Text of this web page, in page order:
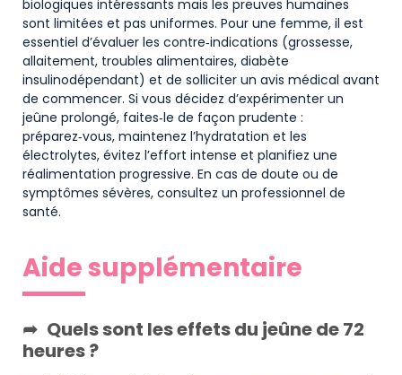
biologiques intéressants mais les preuves humaines
sont limitées et pas uniformes. Pour une femme, il est
essentiel d’évaluer les contre‑indications (grossesse,
allaitement, troubles alimentaires, diabète
insulinodépendant) et de solliciter un avis médical avant
de commencer. Si vous décidez d’expérimenter un
jeûne prolongé, faites‑le de façon prudente :
préparez‑vous, maintenez l’hydratation et les
électrolytes, évitez l’effort intense et planifiez une
réalimentation progressive. En cas de doute ou de
symptômes sévères, consultez un professionnel de
santé.
Aide supplémentaire
Quels sont les effets du jeûne de 72
heures ?